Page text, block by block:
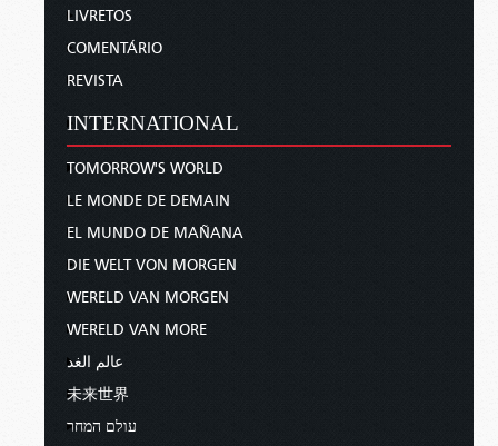
LIVRETOS
COMENTÁRIO
REVISTA
INTERNATIONAL
TOMORROW'S WORLD
LE MONDE DE DEMAIN
EL MUNDO DE MAÑANA
DIE WELT VON MORGEN
WERELD VAN MORGEN
WERELD VAN MORE
عالم الغد
未来世界
עולם המחר